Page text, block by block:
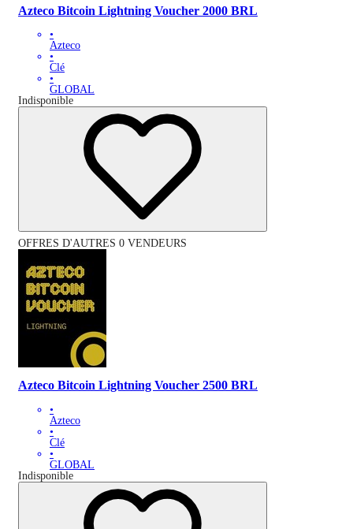
Azteco Bitcoin Lightning Voucher 2000 BRL
•
Azteco
•
Clé
•
GLOBAL
Indisponible
OFFRES D'AUTRES 0 VENDEURS
Azteco Bitcoin Lightning Voucher 2500 BRL
•
Azteco
•
Clé
•
GLOBAL
Indisponible